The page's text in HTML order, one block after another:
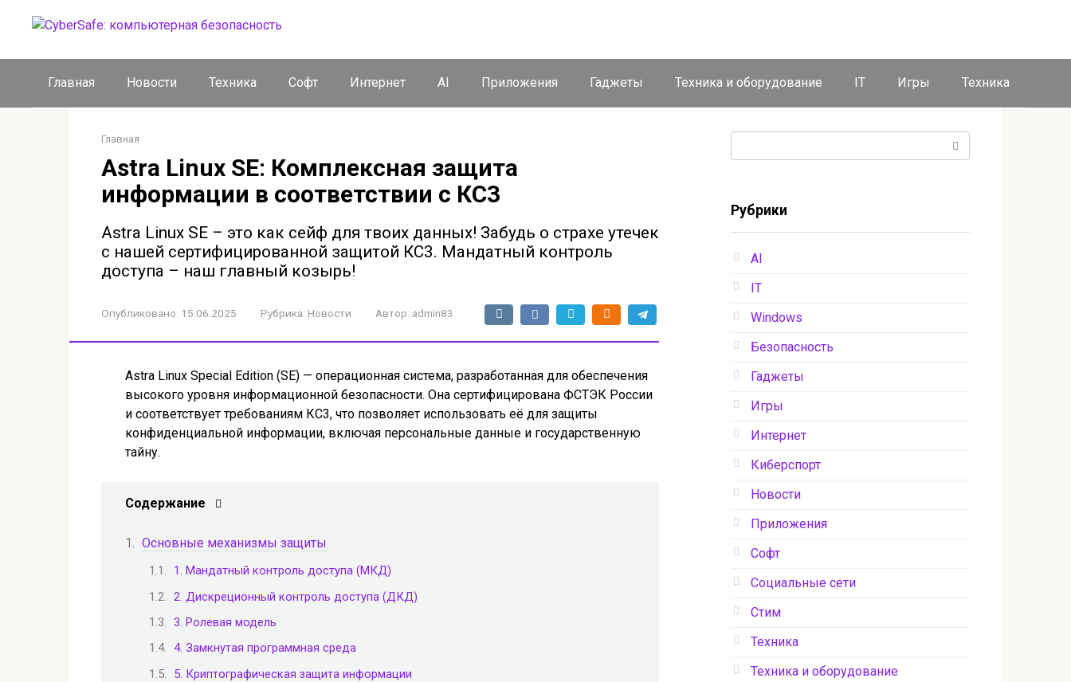
Главная Новости Техника Софт Интернет AI Приложения Гаджеты Техника и оборудование IT Игры Техника
Главная
Astra Linux SE: Комплексная защита
информации в соответствии с КС3
Astra Linux SE – это как сейф для твоих данных! Забудь о страхе утечек
с нашей сертифицированной защитой КС3. Мандатный контроль
доступа – наш главный козырь!
Опубликовано: 15.06.2025 Рубрика: Новости Автор: admin83
Astra Linux Special Edition (SE) — операционная система, разработанная для обеспечения
высокого уровня информационной безопасности. Она сертифицирована ФСТЭК России
и соответствует требованиям КС3, что позволяет использовать её для защиты
конфиденциальной информации, включая персональные данные и государственную
тайну.
Содержание
Основные механизмы защиты
1. Мандатный контроль доступа (МКД)
2. Дискреционный контроль доступа (ДКД)
3. Ролевая модель
4. Замкнутая программная среда
5. Криптографическая защита информации
Рубрики
AI
IT
Windows
Безопасность
Гаджеты
Игры
Интернет
Киберспорт
Новости
Приложения
Софт
Социальные сети
Стим
Техника
Техника и оборудование